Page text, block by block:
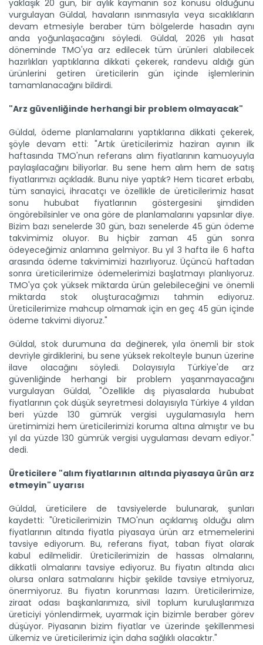
yaklaşık 20 gün, bir aylık kaymanın söz konusu olduğunu
vurgulayan Güldal, havaların ısınmasıyla veya sıcaklıkların
devam etmesiyle beraber tüm bölgelerde hasadın aynı
anda yoğunlaşacağını söyledi. Güldal, 2026 yılı hasat
döneminde TMO'ya arz edilecek tüm ürünleri alabilecek
hazırlıkları yaptıklarına dikkati çekerek, randevu aldığı gün
ürünlerini getiren üreticilerin gün içinde işlemlerinin
tamamlanacağını bildirdi.
"Arz güvenliğinde herhangi bir problem olmayacak"
Güldal, ödeme planlamalarını yaptıklarına dikkati çekerek,
şöyle devam etti: "Artık üreticilerimiz haziran ayının ilk
haftasında TMO'nun referans alım fiyatlarının kamuoyuyla
paylaşılacağını biliyorlar. Bu sene hem alım hem de satış
fiyatlarımızı açıkladık. Bunu niye yaptık? Hem ticaret erbabı,
tüm sanayici, ihracatçı ve özellikle de üreticilerimiz hasat
sonu hububat fiyatlarının göstergesini şimdiden
öngörebilsinler ve ona göre de planlamalarını yapsınlar diye.
Bizim bazı senelerde 30 gün, bazı senelerde 45 gün ödeme
takvimimiz oluyor. Bu hiçbir zaman 45 gün sonra
ödeyeceğimiz anlamına gelmiyor. Bu yıl 3 hafta ile 6 hafta
arasında ödeme takvimimizi hazırlıyoruz. Üçüncü haftadan
sonra üreticilerimize ödemelerimizi başlatmayı planlıyoruz.
TMO'ya çok yüksek miktarda ürün gelebileceğini ve önemli
miktarda stok oluşturacağımızı tahmin ediyoruz.
Üreticilerimize mahcup olmamak için en geç 45 gün içinde
ödeme takvimi diyoruz."
Güldal, stok durumuna da değinerek, yıla önemli bir stok
devriyle girdiklerini, bu sene yüksek rekolteyle bunun üzerine
ilave olacağını söyledi. Dolayısıyla Türkiye'de arz
güvenliğinde herhangi bir problem yaşanmayacağını
vurgulayan Güldal, "Özellikle dış piyasalarda hububat
fiyatlarının çok düşük seyretmesi dolayısıyla Türkiye 4 yıldan
beri yüzde 130 gümrük vergisi uygulamasıyla hem
üretimimizi hem üreticilerimizi koruma altına almıştır ve bu
yıl da yüzde 130 gümrük vergisi uygulaması devam ediyor."
dedi.
Üreticilere "alım fiyatlarının altında piyasaya ürün arz
etmeyin" uyarısı
Güldal, üreticilere de tavsiyelerde bulunarak, şunları
kaydetti: "Üreticilerimizin TMO'nun açıklamış olduğu alım
fiyatlarının altında fiyatla piyasaya ürün arz etmemelerini
tavsiye ediyorum. Bu, referans fiyat, taban fiyat olarak
kabul edilmelidir. Üreticilerimizin de hassas olmalarını,
dikkatli olmalarını tavsiye ediyoruz. Bu fiyatın altında alıcı
olursa onlara satmalarını hiçbir şekilde tavsiye etmiyoruz,
önermiyoruz. Bu fiyatın korunması lazım. Üreticilerimize,
ziraat odası başkanlarımıza, sivil toplum kuruluşlarımıza
üreticiyi yönlendirmek, uyarmak için bizimle beraber görev
düşüyor. Piyasanın bizim fiyatlar ve üzerinde şekillenmesi
ülkemiz ve üreticilerimiz için daha sağlıklı olacaktır."
Tescilli tohumlarla hem çeşit...
Tarım ve Orman Bakanlığına bağlı Tarım İşletmeleri Genel...
Tarım ve Orman Bakanı Yumaklı: Öngörülerimiz tutarsa bu
yılı 140...
Devamını Oku ->
Ceylanpınar ekimde ve hasatta...
Tarım ve Orman Bakanlığı Tarım İşletmeleri Genel
Müdürlüğü...
Devamını Oku ->